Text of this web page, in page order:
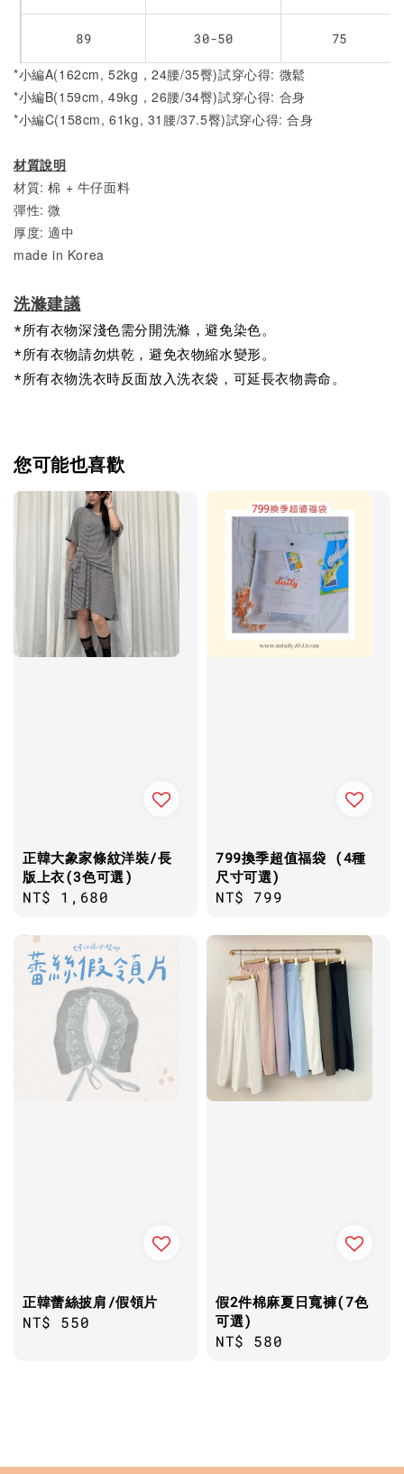
89 30-50 75
*小編A(162cm, 52kg，24腰/35臀)試穿心得: 微鬆
*小編B(159cm, 49kg，26腰/34臀)試穿心得: 合身
*小編C(158cm, 61kg, 31腰/37.5臀)試穿心得: 合身
材質說明
材質: 棉 + 牛仔面料
彈性: 微
厚度: 適中
made in Korea
洗滌建議
*所有衣物深淺色需分開洗滌，避免染色。
*所有衣物請勿烘乾，避免衣物縮水變形。
*所有衣物洗衣時反面放入洗衣袋，可延長衣物壽命。
您可能也喜歡
正韓大象家條紋洋裝/長
版上衣(3色可選)
Regular
NT$ 1,680
799換季超值福袋 (4種
尺寸可選)
Regular
NT$ 799
正韓蕾絲披肩/假領片
Regular
NT$ 550
假2件棉麻夏日寬褲(7色
可選)
Regular
NT$ 580